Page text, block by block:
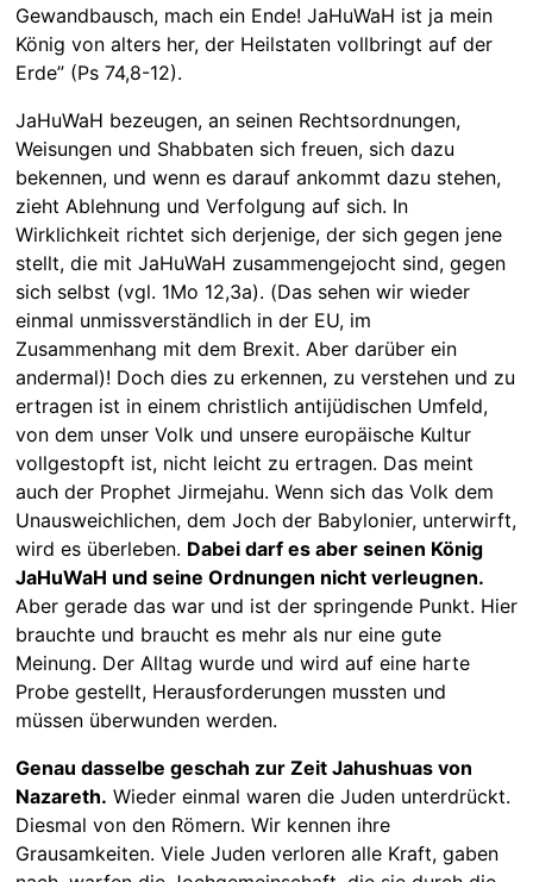
Gewandbausch, mach ein Ende! JaHuWaH ist ja mein
König von alters her, der Heilstaten vollbringt auf der
Erde” (Ps 74,8-12).
JaHuWaH bezeugen, an seinen Rechtsordnungen,
Weisungen und Shabbaten sich freuen, sich dazu
bekennen, und wenn es darauf ankommt dazu stehen,
zieht Ablehnung und Verfolgung auf sich. In
Wirklichkeit richtet sich derjenige, der sich gegen jene
stellt, die mit JaHuWaH zusammengejocht sind, gegen
sich selbst (vgl. 1Mo 12,3a). (Das sehen wir wieder
einmal unmissverständlich in der EU, im
Zusammenhang mit dem Brexit. Aber darüber ein
andermal)! Doch dies zu erkennen, zu verstehen und zu
ertragen ist in einem christlich antijüdischen Umfeld,
von dem unser Volk und unsere europäische Kultur
vollgestopft ist, nicht leicht zu ertragen. Das meint
auch der Prophet Jirmejahu. Wenn sich das Volk dem
Unausweichlichen, dem Joch der Babylonier, unterwirft,
wird es überleben. Dabei darf es aber seinen König
JaHuWaH und seine Ordnungen nicht verleugnen.
Aber gerade das war und ist der springende Punkt. Hier
brauchte und braucht es mehr als nur eine gute
Meinung. Der Alltag wurde und wird auf eine harte
Probe gestellt, Herausforderungen mussten und
müssen überwunden werden.
Genau dasselbe geschah zur Zeit Jahushuas von
Nazareth. Wieder einmal waren die Juden unterdrückt.
Diesmal von den Römern. Wir kennen ihre
Grausamkeiten. Viele Juden verloren alle Kraft, gaben